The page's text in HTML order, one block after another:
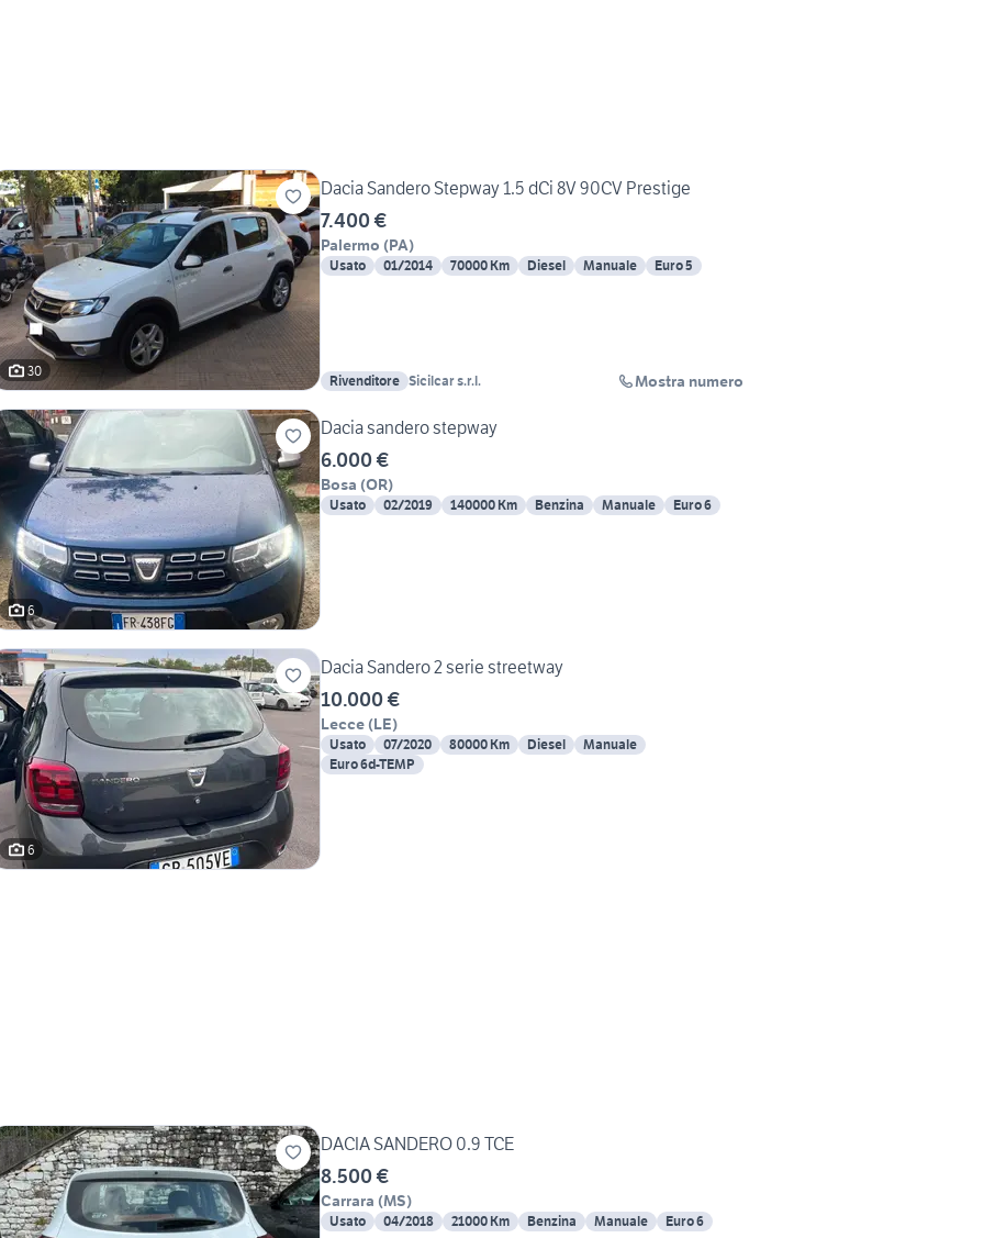
30
Dacia Sandero Stepway 1.5 dCi 8V 90CV Prestige
7.400 €
Palermo (PA)
Usato 01/2014 70000 Km Diesel Manuale Euro 5
Rivenditore Sicilcar s.r.l. Mostra numero
6
Dacia sandero stepway
6.000 €
Bosa (OR)
Usato 02/2019 140000 Km Benzina Manuale Euro 6
6
Dacia Sandero 2 serie streetway
10.000 €
Lecce (LE)
Usato 07/2020 80000 Km Diesel
Manuale
Euro 6d-TEMP
DACIA SANDERO 0.9 TCE
8.500 €
Carrara (MS)
Usato 04/2018 21000 Km Benzina Manuale Euro 6